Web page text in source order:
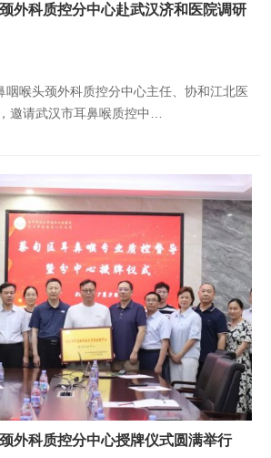
外科质控分中心赴武汉济和医院调研
咽喉头颈外科质控分中心主任、协和江北医
邀请武汉市耳鼻喉质控中…
外科质控分中心授牌仪式圆满举行